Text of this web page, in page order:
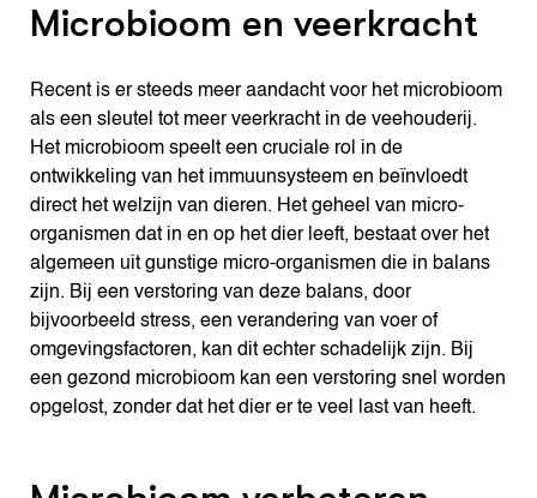
Microbioom en veerkracht
Recent is er steeds meer aandacht voor het microbioom
als een sleutel tot meer veerkracht in de veehouderij.
Het microbioom speelt een cruciale rol in de
ontwikkeling van het immuunsysteem en beïnvloedt
direct het welzijn van dieren. Het geheel van micro-
organismen dat in en op het dier leeft, bestaat over het
algemeen uit gunstige micro-organismen die in balans
zijn. Bij een verstoring van deze balans, door
bijvoorbeeld stress, een verandering van voer of
omgevingsfactoren, kan dit echter schadelijk zijn. Bij
een gezond microbioom kan een verstoring snel worden
opgelost, zonder dat het dier er te veel last van heeft.